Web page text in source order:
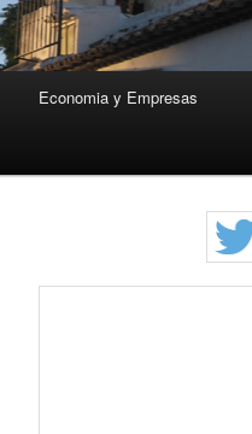
Economia y Empresas